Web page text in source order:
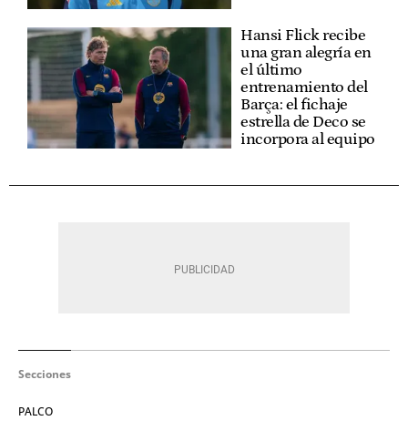
Hansi Flick recibe
una gran alegría en
el último
entrenamiento del
Barça: el fichaje
estrella de Deco se
incorpora al equipo
Secciones
PALCO